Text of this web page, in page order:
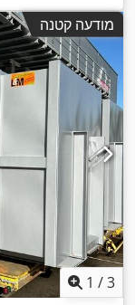
מודעה קטנה
1 /3